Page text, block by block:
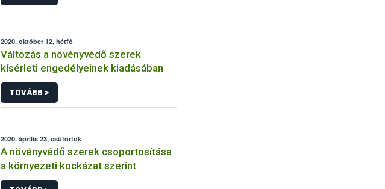
2020. október 12, hétfő
Változás a növényvédő szerek
kísérleti engedélyeinek kiadásában
TOVÁBB >
2020. április 23, csütörtök
A növényvédő szerek csoportosítása
a környezeti kockázat szerint